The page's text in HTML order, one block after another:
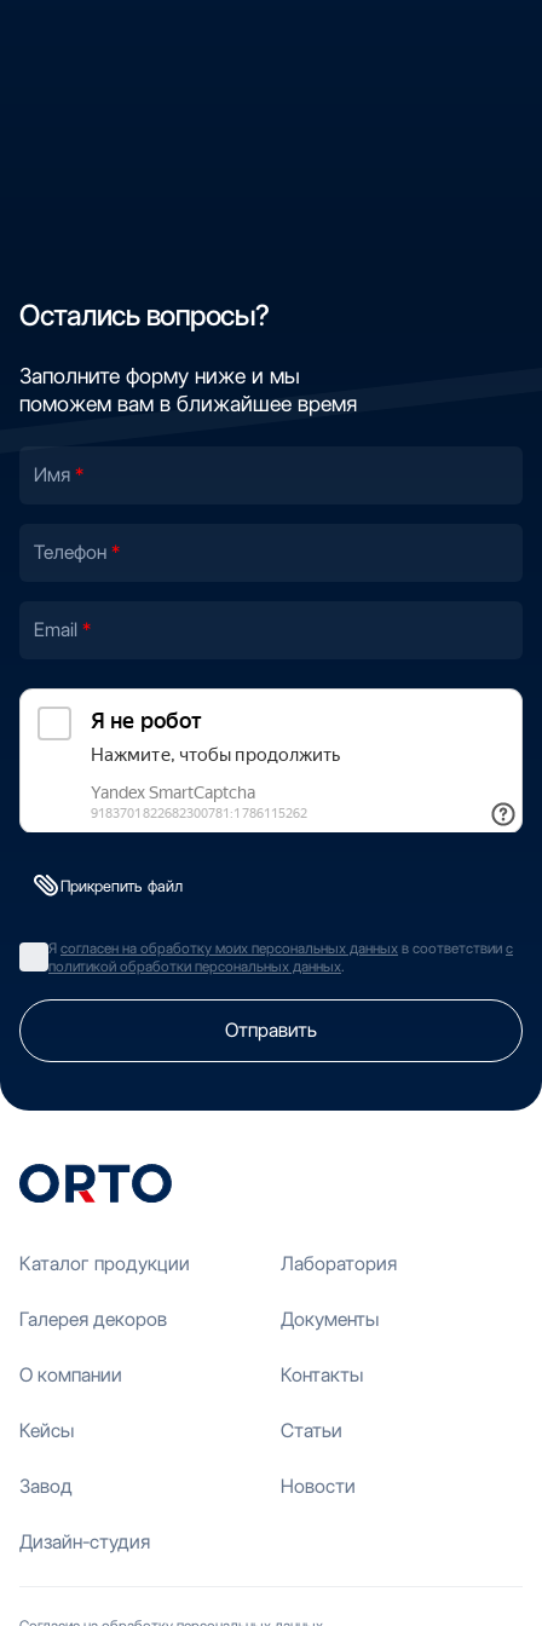
Остались вопросы?
Заполните форму ниже и мы
поможем вам в ближайшее время
Имя
Телефон
Email
Прикрепить файл
Я согласен на обработку моих персональных данных в соответствии с
политикой обработки персональных данных.
Отправить
Каталог продукции
Галерея декоров
О компании
Кейсы
Завод
Дизайн-студия
Лаборатория
Документы
Контакты
Статьи
Новости